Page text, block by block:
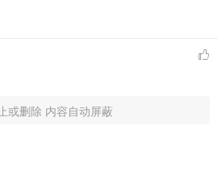
或删除 内容自动屏蔽